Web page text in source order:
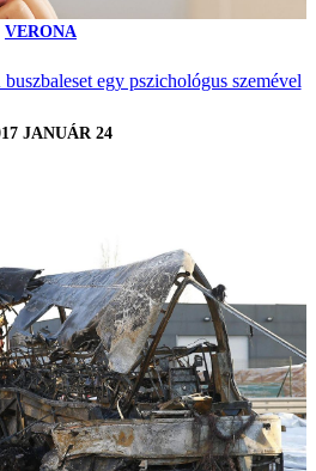
VERONA
egy pszichológus szemével
JANUÁR 24